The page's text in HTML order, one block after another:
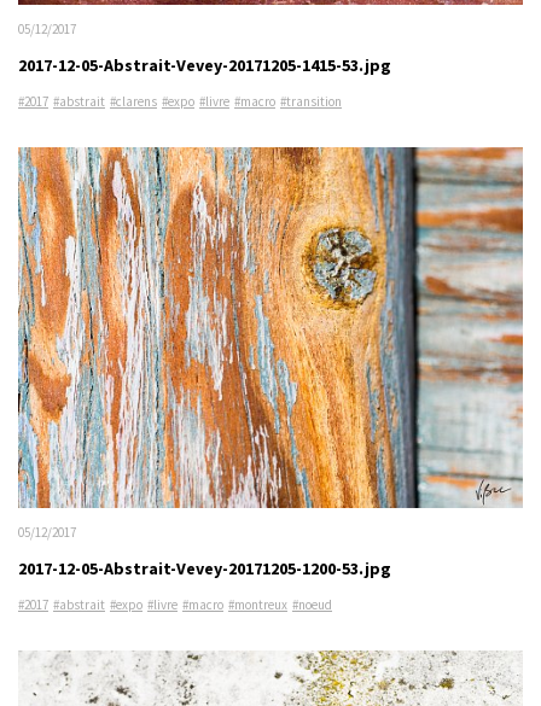
05/12/2017
2017-12-05-Abstrait-Vevey-20171205-1415-53.jpg
#2017 #abstrait #clarens #expo #livre #macro #transition
05/12/2017
2017-12-05-Abstrait-Vevey-20171205-1200-53.jpg
#2017 #abstrait #expo #livre #macro #montreux #noeud